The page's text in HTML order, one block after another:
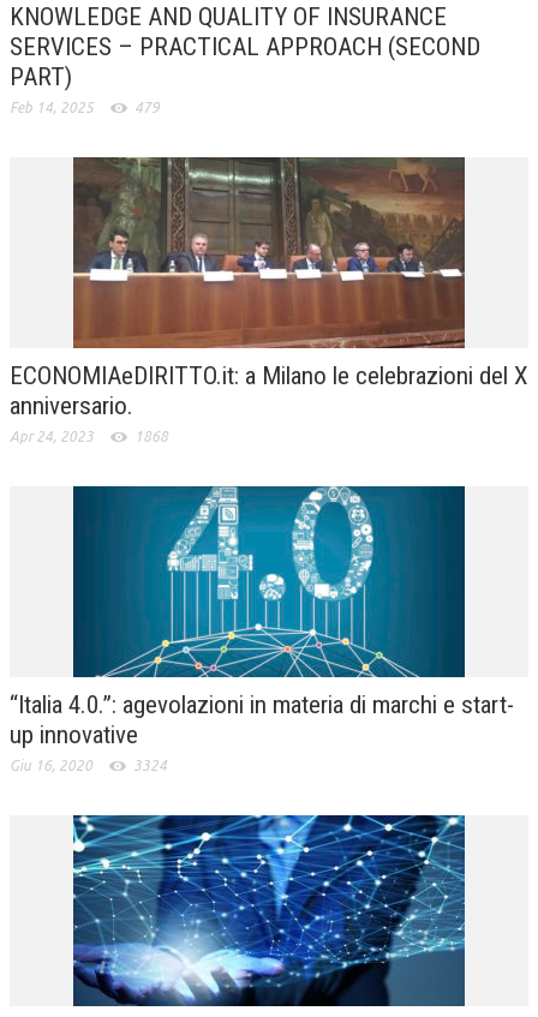
NEWS
ARCHIVIO EVENTI (FINO AL 2022)
PUBBLICAZIONI
BOLLETTINO FINANZIAMENTI
TELEGRAM
MANUALI E MONOGRAFIE
TESI DI LAUREA
INVITI E PROMOZIONI
KNOWLEDGE AND QUALITY OF INSURANCE
SERVICES – PRACTICAL APPROACH (SECOND
PART)
Feb 14, 2025 479
ECONOMIAeDIRITTO.it: a Milano le celebrazioni del X
anniversario.
Apr 24, 2023 1868
“Italia 4.0.”: agevolazioni in materia di marchi e start-
up innovative
Giu 16, 2020 3324